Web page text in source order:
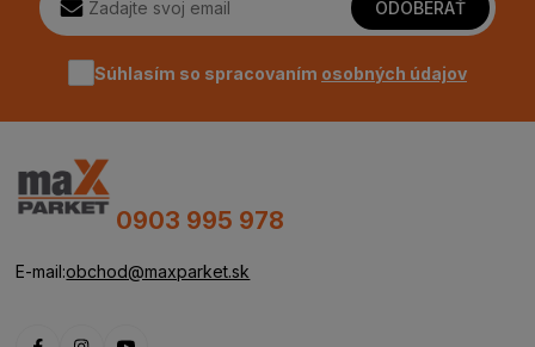
ODOBERAŤ
Súhlasím so spracovaním osobných údajov
0903 995 978
E-mail:obchod@maxparket.sk